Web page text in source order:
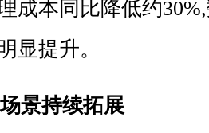
成本同比降低约
显提升。
景持续拓展